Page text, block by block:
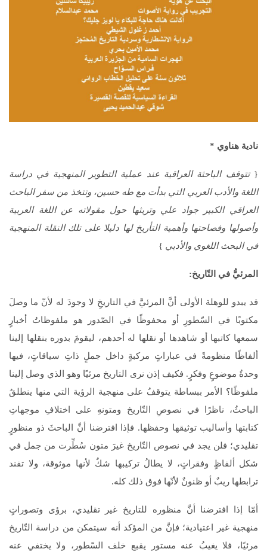
نادية هناوي *
{تتوقف الباحثة العراقية عند عملية التطوير المنهجية في دراسة
اللغة والأدب العربي التي بدأت مع طه حسين، وتتخذ من سفر الباحث
العراقي الكبير جواد علي وتريثها حول مقولاته عن اللغة العربية
وأصولها وفصاحتها وأهمية التأريخ لها دليلا على تلك النقلة المنهجية
في البحث اللغوي والأدبي }
المرئيُّ في التّاريخ:
قد يبدو للوهلة الأولى أنَّ المرئيَّ في التاريخِ لا وجودَ له لأنّ ما وصلَ
مكتوبًا في السّطورِ أو محفوظًا في الصّدور هو ملفوظاتُ أخبارٍ
سمعها كاتبها أو شاهدها أو نقلها له أحدهم، ليقومَ بدوره بنقلها إلينا
ألفاظًا منظومةً في عباراتٍ مركبةٍ داخل جملٍ ذاتِ سياقاتٍ، فيها
وحدةُ موضوعٍ وفكرٍ. فكيف إذن نرى التاريخ مرئيًا وهو الذي وصل إلينا
ملفوظًا؟ الأمر ببساطة يتوقفُ على منهجية الرؤية التي منها ينطلقُ
الباحثُ، ناظرًا في نصوصِ التّاريخ ومتونهِ على اختلافِ موجهاتِ
كتابتها وأساليب توثيقها وحفظها. فإذا افترضنا أنَّ الباحثَ ذو منظورٍ
تقليدي؛ فلن يجد في نصوص التّاريخ غيرَ متون سُطِّرت من جمل في
شكل ألفاظٍ وفقراتٍ، لا يطالُ تركيبها شكٌ لأنها موثوقة، ولا تفند
ترابطها ريبٌ أو ظنونٌ لأنّها فوق ذلك كله.
أمّا إذا افترضنا أنَّ منظوره للتاريخ غير تقليدي، برؤى وتصوراتٍ
منهجية غير اعتيادية؛ فإنَّ من المؤكد أنه سيتمكن من دراسة التّاريخ
مرئيًا، فلا يغيبُ عنه مستور يقبع خلف السّطور، ولا يختفي عنه